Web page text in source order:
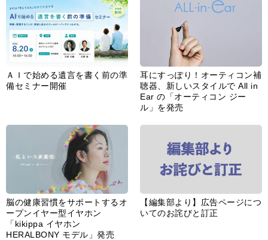
ＡＩで始める遺言を書く前の準
備セミナー開催
耳にすっぽり！オーティコン補
聴器、新しいスタイルで All in
Ear の「オーティコン ジー
ル」を発売
脳の健康習慣をサポートするオ
ープンイヤー型イヤホン
「kikippa イヤホン
HERALBONY モデル」発売
【編集部より】広告ページにつ
いてのお詫びと訂正